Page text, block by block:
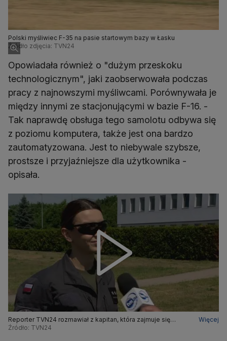
Polski myśliwiec F-35 na pasie startowym bazy w Łasku
Źródło zdjęcia: TVN24
Opowiadała również o "dużym przeskoku
technologicznym", jaki zaobserwowała podczas
pracy z najnowszymi myśliwcami. Porównywała je
między innymi ze stacjonującymi w bazie F-16. -
Tak naprawdę obsługa tego samolotu odbywa się
z poziomu komputera, także jest ona bardzo
zautomatyzowana. Jest to niebywale szybsze,
prostsze i przyjaźniejsze dla użytkownika -
opisała.
Reporter TVN24 rozmawiał z kapitan, która zajmuje się
obsługą naziemną F-35
Więcej
Źródło: TVN24